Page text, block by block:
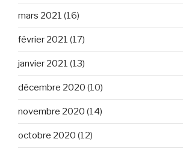
mars 2021 (16)
février 2021 (17)
janvier 2021 (13)
décembre 2020 (10)
novembre 2020 (14)
octobre 2020 (12)